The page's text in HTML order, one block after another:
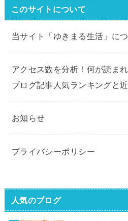
このサイトについて
当サイト「ゆきまる生活」に
アクセス数を分析！何が読ま
ブログ記事人気ランキングと
お知らせ
プライバシーポリシー
人気のブログ